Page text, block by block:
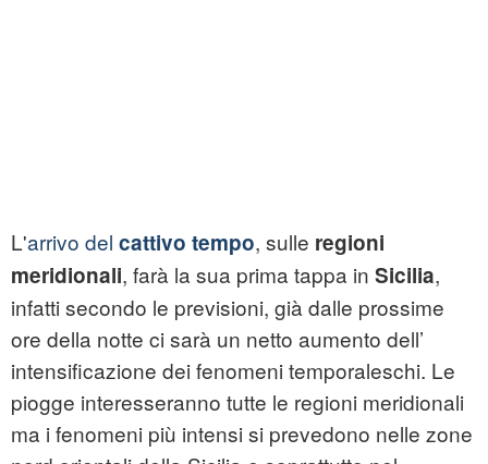
L'arrivo del cattivo tempo, sulle regioni
meridionali, farà la sua prima tappa in Sicilia,
infatti secondo le previsioni, già dalle prossime
ore della notte ci sarà un netto aumento dell’
intensificazione dei fenomeni temporaleschi. Le
piogge interesseranno tutte le regioni meridionali
ma i fenomeni più intensi si prevedono nelle zone